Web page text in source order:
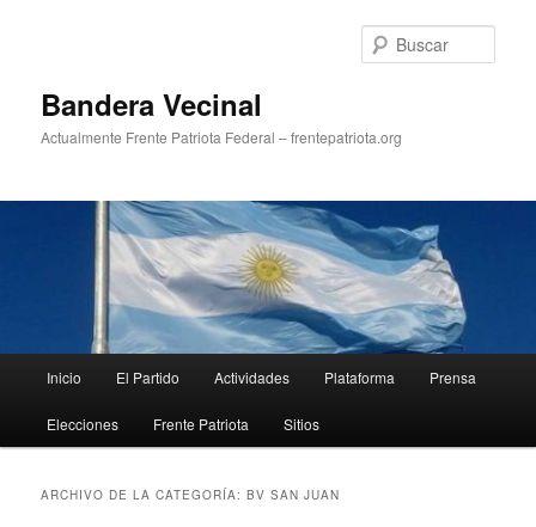
Bandera Vecinal
Actualmente Frente Patriota Federal – frentepatriota.org
principal
Inicio El Partido Actividades Plataforma Prensa
Elecciones Frente Patriota Sitios
ARCHIVO DE LA CATEGORÍA:BV SAN JUAN